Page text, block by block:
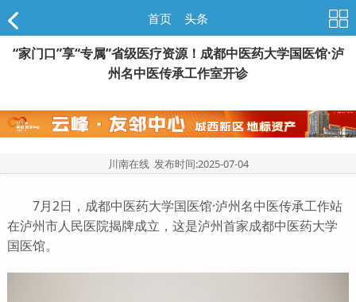
首页 头条
“家门口”享“专属”省级医疗资源！成都中医药大学国医馆·泸
州名中医传承工作室开诊
川南在线 发布时间:2025-07-04
7月2日，成都中医药大学国医馆·泸州名中医传承工作站
在泸州市人民医院揭牌成立，这是泸州首家成都中医药大学
国医馆。